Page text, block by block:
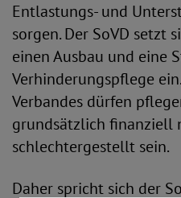
Entlastungs- und
sorgen. Der SoVD setzt
einen Ausbau und eine
Verhinderungspflege
Verbandes dürfen
grundsätzlich finanziell
schlechtergestellt sein.
Daher spricht sich der